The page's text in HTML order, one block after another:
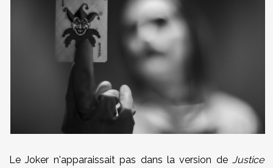
Le Joker n'apparaissait pas dans la version de Justice